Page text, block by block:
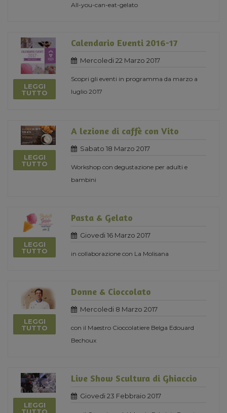
All-you-can-eat-gelato
LEGGI
TUTTO
Calendario Eventi 2016-17
Mercoledi 22 Marzo 2017
Scopri gli eventi in programma da marzo a
luglio 2017
LEGGI
TUTTO
A lezione di caffè con Vito
Sabato 18 Marzo 2017
Workshop con degustazione per adulti e
bambini
LEGGI
TUTTO
Pasta & Gelato
Giovedi 16 Marzo 2017
in collaborazione con La Molisana
LEGGI
TUTTO
Donne & Cioccolato
Mercoledi 8 Marzo 2017
con il Maestro Cioccolatiere Belga Edouard
Bechoux
LEGGI
Live Show Scultura di Ghiaccio
Giovedi 23 Febbraio 2017